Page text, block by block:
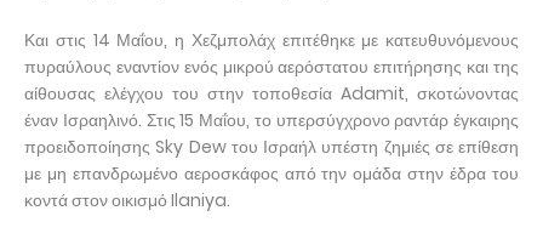
Και στις 14 Μαΐου, η Χεζμπολάχ επιτέθηκε με κατευθυνόμενους
πυραύλους εναντίον ενός μικρού αερόστατου επιτήρησης και της
αίθουσας ελέγχου του στην τοποθεσία Adamit, σκοτώνοντας
έναν Ισραηλινό. Στις 15 Μαΐου, το υπερσύγχρονο ραντάρ έγκαιρης
προειδοποίησης Sky Dew του Ισραήλ υπέστη ζημιές σε επίθεση
με μη επανδρωμένο αεροσκάφος από την ομάδα στην έδρα του
κοντά στον οικισμό Ilaniya.